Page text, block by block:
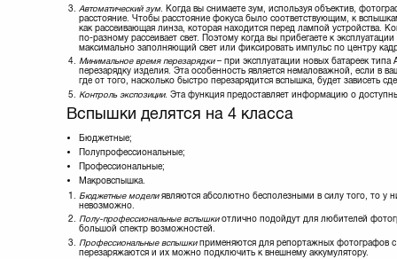
Автоматический зум. Когда вы снимаете зум, используя объектив,
расстояние. Чтобы расстояние фокуса было соответствующим, к
как рассеивающая линза, которая находится перед лампой устройства.
по-разному рассеивает свет. Поэтому когда вы прибегаете к
максимально заполняющий свет или фиксировать импульс по центру
Минимальное время перезарядки– при эксплуатации новых батареек типа
перезарядку изделия. Эта особенность является немаловажной, если в
где от того, насколько быстро перезарядится вспышка, будет зависеть
Контроль экспозиции. Эта функция предоставляет информацию о
Вспышки делятся на 4 класса
Бюджетные;
Полупрофессиональные;
Профессиональные;
Макровспышка.
Бюджетные моделиявляются абсолютно бесполезными в силу того, то у
невозможно.
Полу-профессиональные вспышкиотлично подойдут для любителей
большой спектр возможностей.
Профессиональные вспышкиприменяются для репортажных фотографов
перезаряжаются и их можно подключить к внешнему аккумулятору.